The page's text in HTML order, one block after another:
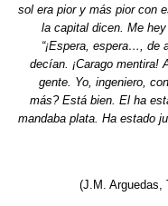
sol era pior y más pior con
la capital dicen. Me
“¡Espera, espera…, de
decían. ¡Carago mentira!
gente. Yo, ingeniero,
más? Está bien. El ha
mandaba plata. Ha estado
(J.M. Arguedas,